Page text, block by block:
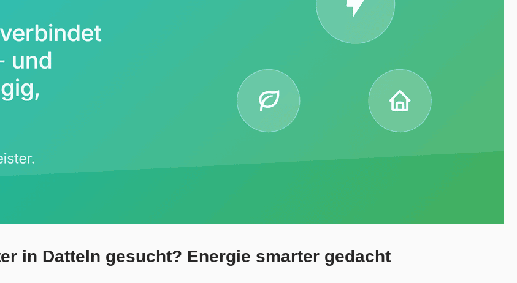
in Datteln gesucht? Energie smarter gedacht